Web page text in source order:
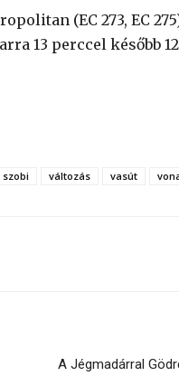
(EC 273, EC
13 perccel később
szobi változás vasút
A Jégmadárral